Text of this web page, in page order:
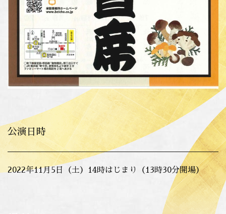
公演日時
2022年11月5日（土）14時はじまり（13時30分開場）